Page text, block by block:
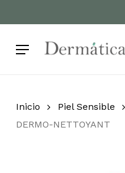
to
content
Menu
Cart
Inicio Piel Sensible
DERMO-NETTOYANT